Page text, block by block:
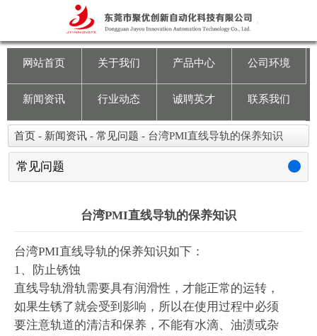
网站首页
公司环境
网站首页 关于我们 产品中心 公司环境
新闻资讯 行业动态 诚聘英才 联系我们
首页 - 新闻资讯 - 常见问题 - 台湾PMI直线导轨的保养知识
常见问题
台湾PMI直线导轨的保养知识
台湾PMI直线导轨的保养知识如下：
1、防止锈蚀
直线导轨滑轨需要具有润滑性，才能正常的运转，
如果生锈了就会受到影响，所以在使用过程中必须
要注意轨道的清洁和保养，不能有水滴、油渍或杂